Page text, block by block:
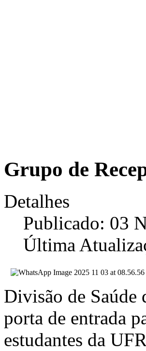
Grupo de
Detalhes
Publicado: 03
Última
Divisão de
porta de entrada
estudantes da